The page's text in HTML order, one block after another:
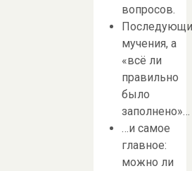
вопросов.
мучения, а
«всё ли
правильно
было
заполнено»…
…и самое
главное:
можно ли